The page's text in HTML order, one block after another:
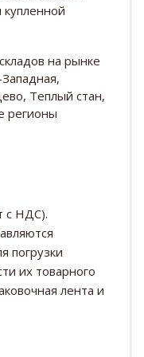
на рынке
Теплый стан,
регионы
с НДС).
погрузки
их товарного
лента и